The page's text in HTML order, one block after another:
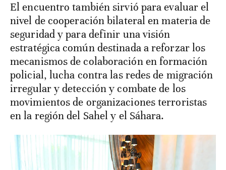
El encuentro también sirvió para evaluar el
nivel de cooperación bilateral en materia de
seguridad y para definir una visión
estratégica común destinada a reforzar los
mecanismos de colaboración en formación
policial, lucha contra las redes de migración
irregular y detección y combate de los
movimientos de organizaciones terroristas
en la región del Sahel y el Sáhara.